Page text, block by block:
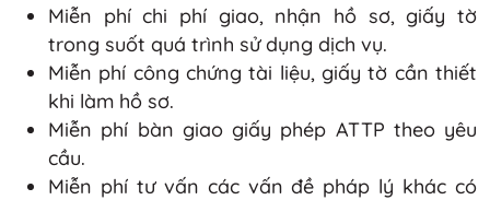
Miễn phí chi phí giao, nhận hồ sơ, giấy tờ
trong suốt quá trình sử dụng dịch vụ.
Miễn phí công chứng tài liệu, giấy tờ cần thiết
khi làm hồ sơ.
Miễn phí bàn giao giấy phép ATTP theo yêu
cầu.
Miễn phí tư vấn các vấn đề pháp lý khác có